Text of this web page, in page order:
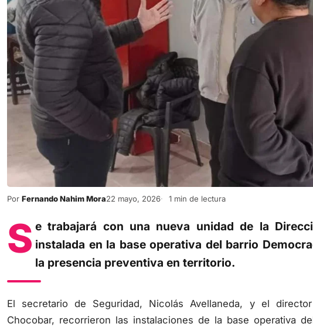
Por Fernando Nahim Mora22 mayo, 2026 1 min de lectura
S e trabajará con una nueva unidad de la
instalada en la base operativa del barrio
la presencia preventiva en territorio.
El secretario de Seguridad, Nicolás Avellaneda, y el
Chocobar, recorrieron las instalaciones de la base operativa